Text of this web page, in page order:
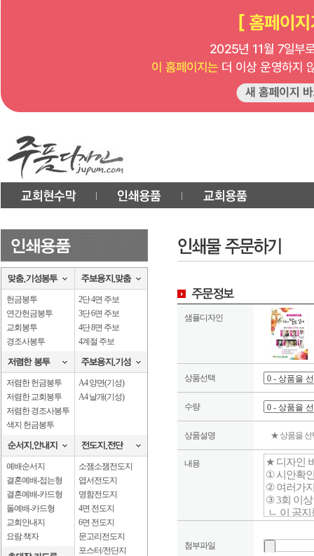
헌금봉투
연간헌금봉투
교회봉투
경조사봉투
저렴한 헌금봉투
저렴한 교회봉투
저렴한 경조사봉투
색지 헌금봉투
예배순서지
결혼예배-접는형
결혼예배-카드형
돌예배-카드형
교회안내지
요람.책자
2단 4면 주보
3단 6면 주보
4단 8면 주보
4계절 주보
A4 양면(기성)
A4 날개(기성)
소잼소잼전도지
엽서전도지
명함전도지
4면 전도지
6면 전도지
문고리전도지
포스터/전단지
샘플디자인
상품선택
수량
상품설명 ★ 상품을 선
내용
첨부파일